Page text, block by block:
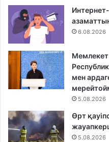
6.08.2026
мен
5.08.2026
Өрт
5.08.2026